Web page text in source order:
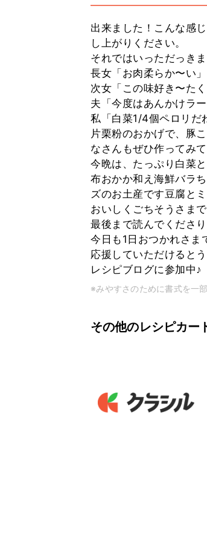
出来ました！こんな感
し上がりください。
それではいっただっき
長女「お肉柔らか〜い」
次女「この味好き〜た
夫「今度はあんかけラ
私「白菜1/4個ペロリだ
片栗粉のおかげで、豚
なさんもぜひ作ってみ
今晩は、たっぷり白菜
布おかか和え海鮮バラ
ズのお土産です豆腐と
おいしくごちそうさま
最後まで読んでくださ
今日も1日おつかれさま
応援していただけると
レシピブログに参加中♪
※みやすさのために書式を一
その他のレシピカー